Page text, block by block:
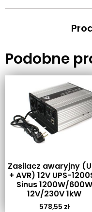
Podobne
Zasilacz awaryjny
+ AVR) 12V UPS-
Sinus 1200W/600W
12V/230V 1kW
578,55 zł